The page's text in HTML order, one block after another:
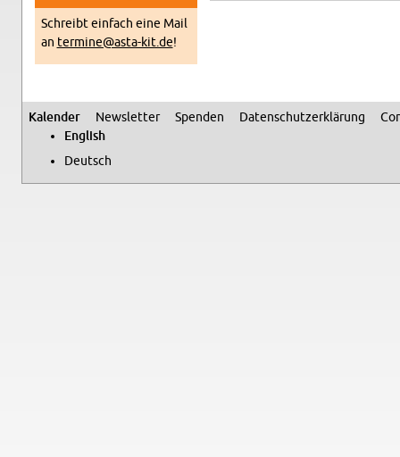
Schreibt ein­fach eine Mail
an termine@​asta-​kit.​de!
Sec­ondary menu
Kalen­der Newslet­ter Spenden Daten­schutzerklärung
Eng­lish
Deutsch